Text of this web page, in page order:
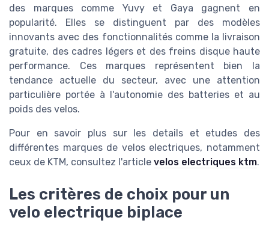
des marques comme Yuvy et Gaya gagnent en
popularité. Elles se distinguent par des modèles
innovants avec des fonctionnalités comme la livraison
gratuite, des cadres légers et des freins disque haute
performance. Ces marques représentent bien la
tendance actuelle du secteur, avec une attention
particulière portée à l'autonomie des batteries et au
poids des velos.
Pour en savoir plus sur les details et etudes des
différentes marques de velos electriques, notamment
ceux de KTM, consultez l'article velos electriques ktm.
Les critères de choix pour un
velo electrique biplace